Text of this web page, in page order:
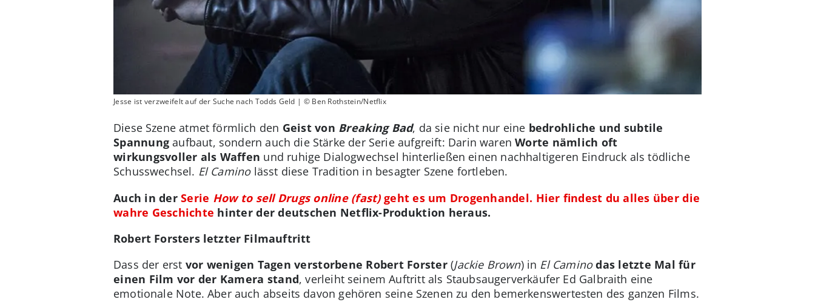
Jesse ist verzweifelt auf der Suche nach Todds Geld | © Ben Rothstein/Netflix
Diese Szene atmet förmlich den Geist von Breaking Bad, da sie nicht nur eine bedrohliche und subtile
Spannung aufbaut, sondern auch die Stärke der Serie aufgreift: Darin warenWorte nämlich oft
wirkungsvoller als Waffen und ruhige Dialogwechsel hinterließen einen nachhaltigeren Eindruck als tödliche
Schusswechsel. El Caminolässt diese Tradition in besagter Szene fortleben.
Auch in derSerie How to sell Drugs online (fast)geht es um Drogenhandel. Hier findest du alles über die
wahre Geschichte hinter der deutschen Netflix-Produktion heraus.
Robert Forsters letzter Filmauftritt
Dass der erst vor wenigen Tagen verstorbene Robert Forster(Jackie Brown) in El Camino das letzte Mal für
einen Film vor der Kamera stand, verleiht seinem Auftritt als Staubsaugerverkäufer Ed Galbraith eine
emotionale Note. Aber auch abseits davon gehören seine Szenen zu den bemerkenswertesten des ganzen Films.